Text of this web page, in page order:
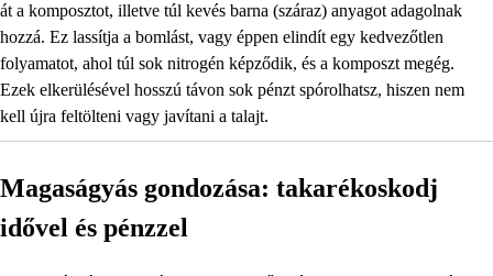
át a komposztot, illetve túl kevés barna (száraz) anyagot adagolnak
hozzá. Ez lassítja a bomlást, vagy éppen elindít egy kedvezőtlen
folyamatot, ahol túl sok nitrogén képződik, és a komposzt megég.
Ezek elkerülésével hosszú távon sok pénzt spórolhatsz, hiszen nem
kell újra feltölteni vagy javítani a talajt.
Magaságyás gondozása: takarékoskodj
idővel és pénzzel